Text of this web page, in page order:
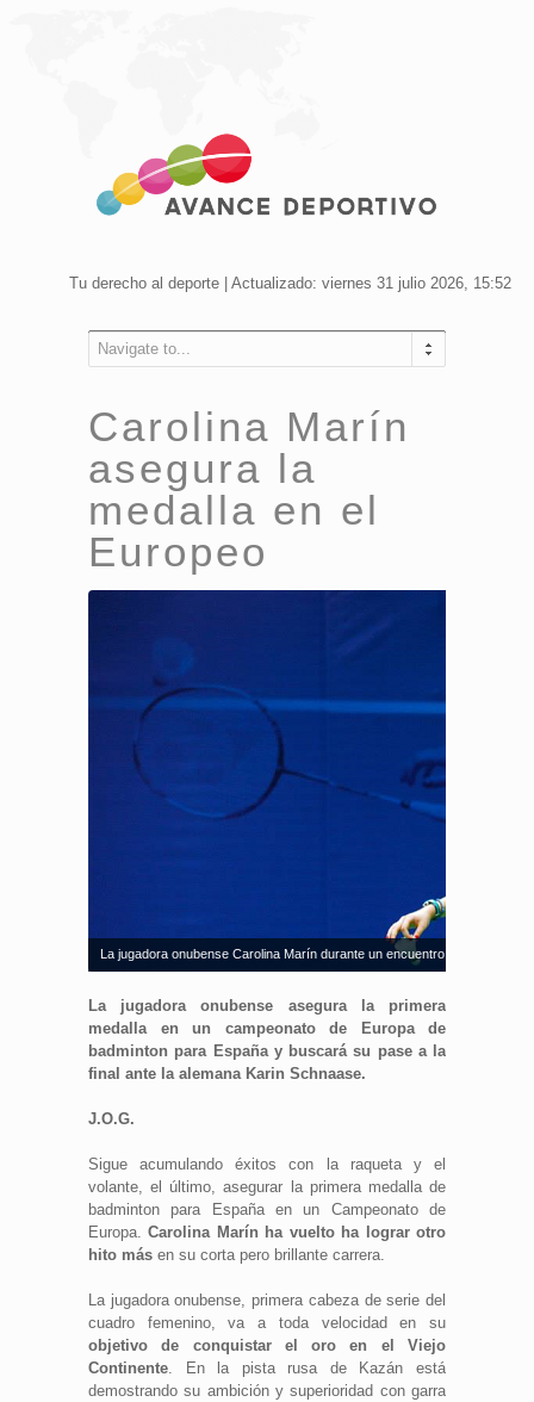
Tu derecho al deporte | Actualizado: viernes 31 julio 2026, 15:52
Navigate to...
Carolina Marín
asegura la
medalla en el
Europeo
La jugadora onubense Carolina Marín durante un encuentro. Fuente:
La jugadora onubense asegura la primera
medalla en un campeonato de Europa de
badminton para España y buscará su pase a la
final ante la alemana Karin Schnaase.
J.O.G.
Sigue acumulando éxitos con la raqueta y el
volante, el último, asegurar la primera medalla de
badminton para España en un Campeonato de
Europa.Carolina Marín ha vuelto ha lograr otro
hito más en su corta pero brillante carrera.
La jugadora onubense, primera cabeza de serie del
cuadro femenino, va a toda velocidad en su
objetivo de conquistar el oro en el Viejo
Continente. En la pista rusa de Kazán está
demostrando su ambición y superioridad con garra